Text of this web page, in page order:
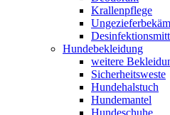
Krallenpflege
Hundebekleidung
weitere
Sicherheitsweste
Hundehalstuch
Hundemantel
Hundeschuhe